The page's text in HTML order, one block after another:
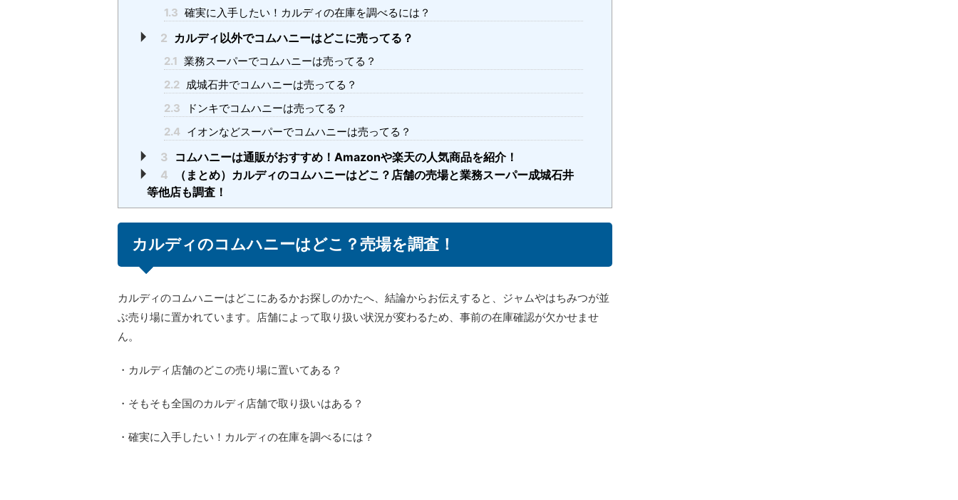
1.3 確実に入手したい！カルディの在庫を調べるには？
2 カルディ以外でコムハニーはどこに売ってる？
2.1 業務スーパーでコムハニーは売ってる？
2.2 成城石井でコムハニーは売ってる？
2.3
ドンキでコムハニーは売ってる？
2.4 イオンなどスーパーでコムハニーは売ってる？
3 コムハニーは通販がおすすめ！Amazonや楽天の人気商品を紹介！
4
（まとめ）カルディのコムハニーはどこ？店舗の売場と業務スーパー成城石井
等他店も調査！
カルディのコムハニーはどこ？売場を調査！
カルディのコムハニーはどこにあるかお探しのかたへ、結論からお伝えすると、ジャムやはちみつが並
ぶ売り場に置かれています。店舗によって取り扱い状況が変わるため、事前の在庫確認が欠かせませ
ん。
・カルディ店舗のどこの売り場に置いてある？
・そもそも全国のカルディ店舗で取り扱いはある？
・確実に入手したい！カルディの在庫を調べるには？